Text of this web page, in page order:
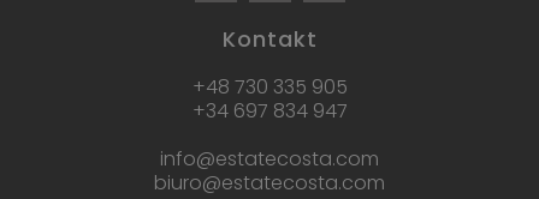
Kontakt
+48 730 335 905
+34 697 834 947
info@estatecosta.com
biuro@estatecosta.com